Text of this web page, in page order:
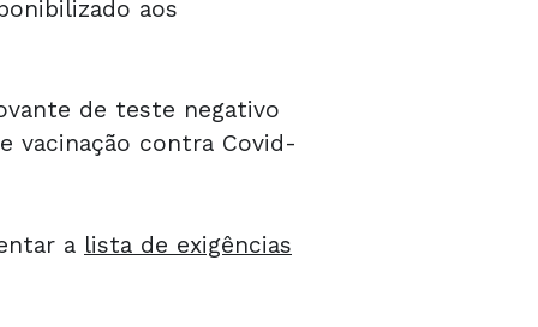
aos
de teste negativo
vacinação contra Covid-
a lista de exigências